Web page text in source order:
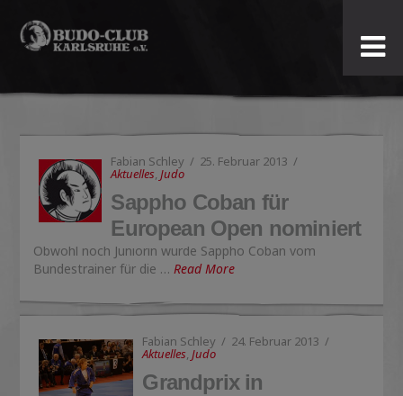
Budo-
Club
Karlsruhe
e.V.
Fabian Schley 25. Februar 2013
Aktuelles,Judo
Sappho Coban für
European Open nominiert
Obwohl noch Juniorin wurde Sappho Coban vom
Bundestrainer für die …Read More
Fabian Schley 24. Februar 2013
Aktuelles,Judo
Grandprix in